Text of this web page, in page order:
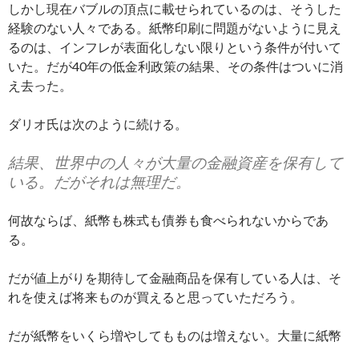
しかし現在バブルの頂点に載せられているのは、そうした
経験のない人々である。紙幣印刷に問題がないように見え
るのは、インフレが表面化しない限りという条件が付いて
いた。だが40年の低金利政策の結果、その条件はついに消
え去った。
ダリオ氏は次のように続ける。
結果、世界中の人々が大量の金融資産を保有して
いる。だがそれは無理だ。
何故ならば、紙幣も株式も債券も食べられないからであ
る。
だが値上がりを期待して金融商品を保有している人は、そ
れを使えば将来ものが買えると思っていただろう。
だが紙幣をいくら増やしてもものは増えない。大量に紙幣